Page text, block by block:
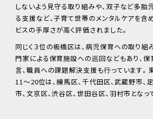
しないよう見守る取り組みや、双子など多胎
る支援など、子育て世帯のメンタルケアを含
ビスの手厚さが高く評価されました。
同じく３位の板橋区は、病児保育への取り組
門家による保育施設への巡回などもあり、
言、職員への課題解決支援も行っています。
11～20位は、練馬区、千代田区、武蔵野市、
市、文京区、渋谷区、世田谷区、羽村市となっ